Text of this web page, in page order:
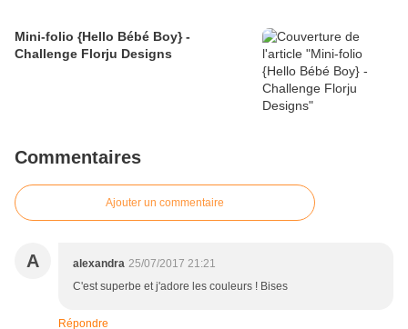
Mini-folio {Hello Bébé Boy} -
Challenge Florju Designs
Commentaires
Ajouter un commentaire
A alexandra 25/07/2017 21:21
C'est superbe et j'adore les couleurs ! Bises
Répondre